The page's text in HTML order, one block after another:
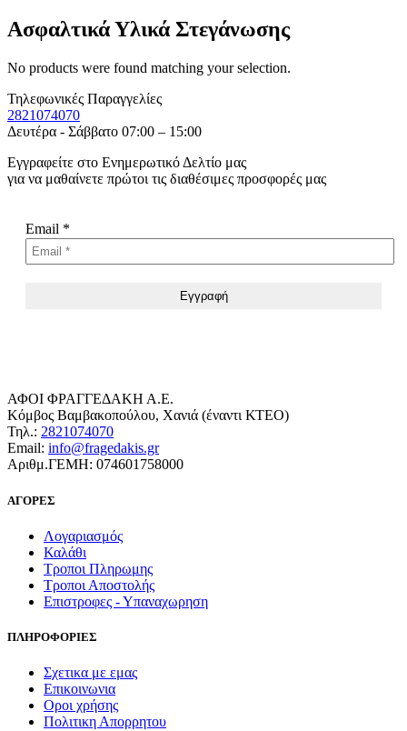
Ασφαλτικά Υλικά Στεγάνωσης
No products were found matching your selection.
Τηλεφωνικές Παραγγελίες
2821074070
Δευτέρα - Σάββατο 07:00 – 15:00
Εγγραφείτε στο Ενημερωτικό Δελτίο μας
για να μαθαίνετε πρώτοι τις διαθέσιμες προσφορές μας
Email *
ΑΦΟΙ ΦΡΑΓΓΕΔΑΚΗ Α.Ε.
Κόμβος Βαμβακοπούλου, Χανιά (έναντι ΚΤΕΟ)
Τηλ.: 2821074070
Email: info@fragedakis.gr
Αριθμ.ΓΕΜΗ: 074601758000
ΑΓΟΡΕΣ
Λογαριασμός
Καλάθι
Τροποι Πληρωμης
Τροποι Αποστολής
Επιστροφες - Υπαναχωρηση
ΠΛΗΡΟΦΟΡΙΕΣ
Σχετικα με εμας
Επικοινωνια
Οροι χρήσης
Πολιτικη Απορρητου